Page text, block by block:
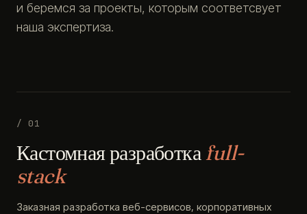
и беремся за проекты, которым соответсвует
наша экспертиза.
/ 01
Кастомная разработкаfull-
stack
Заказная разработка веб-сервисов, корпоративных